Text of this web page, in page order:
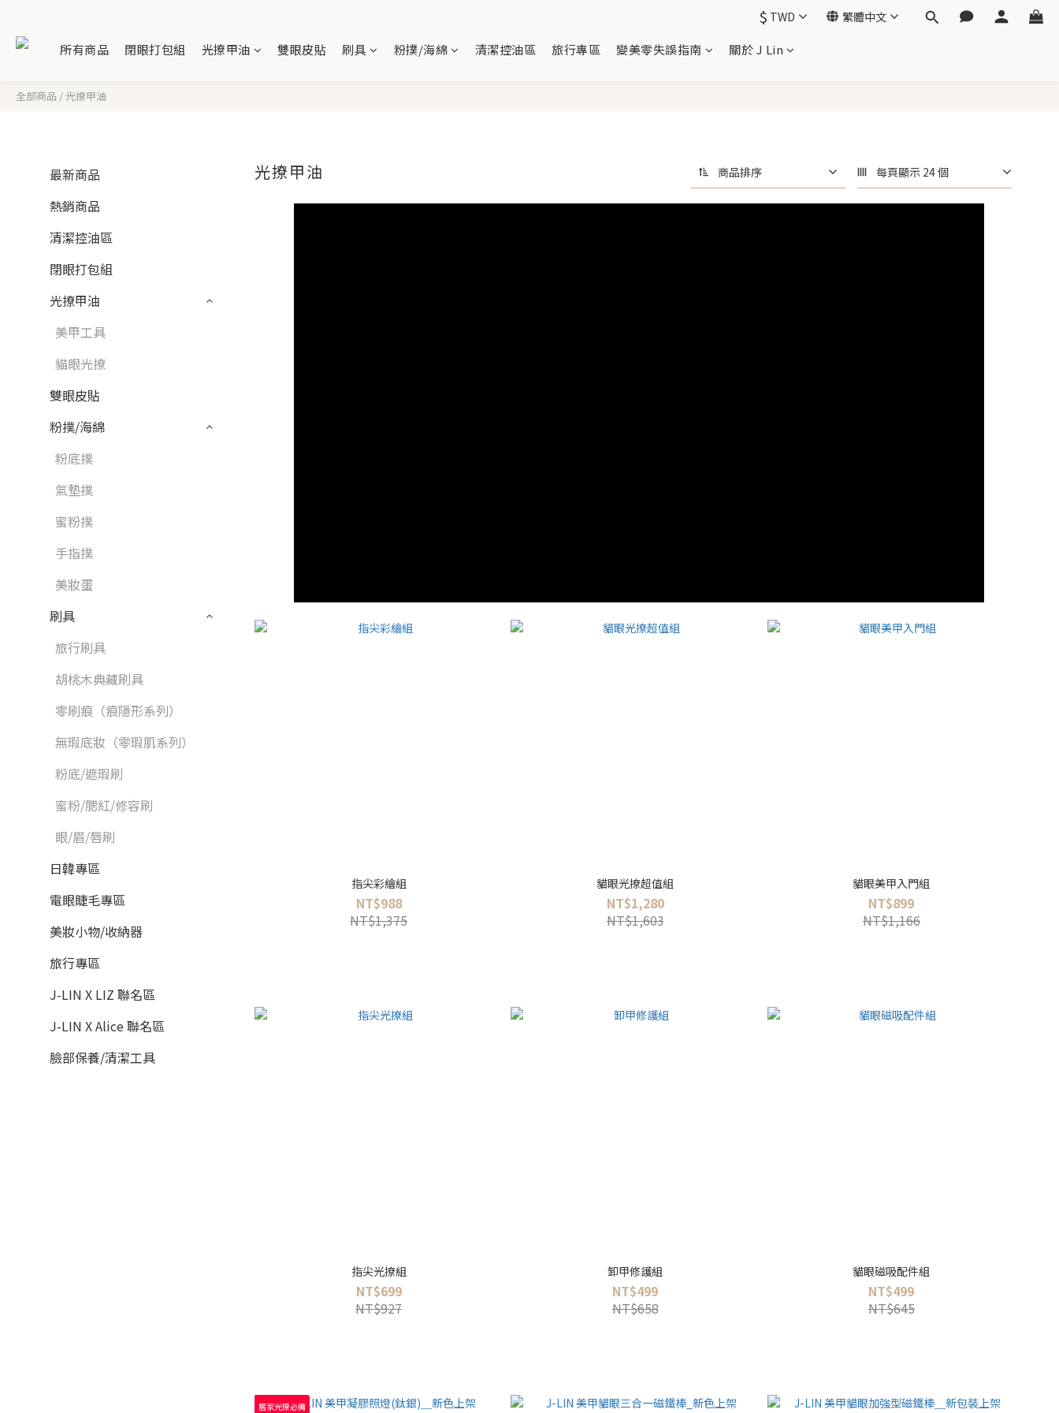
$ TWD 繁體中文
所有商品 閉眼打包組 光撩甲油 雙眼皮貼 刷具 粉撲/海綿 清潔控油區 旅行專區 變美零失誤指南 關於 J Lin
全部商品 /光撩甲油
最新商品
熱銷商品
清潔控油區
閉眼打包組
光撩甲油
美甲工具
貓眼光撩
雙眼皮貼
粉撲/海綿
粉底撲
氣墊撲
蜜粉撲
手指撲
美妝蛋
刷具
旅行刷具
胡桃木典藏刷具
零刷痕（痕隱形系列）
無瑕底妝（零瑕肌系列）
粉底/遮瑕刷
蜜粉/腮紅/修容刷
眼/眉/唇刷
日韓專區
電眼睫毛專區
美妝小物/收納器
旅行專區
J-LIN X LIZ 聯名區
J-LIN X Alice 聯名區
臉部保養/清潔工具
光撩甲油 商品排序 每頁顯示 24 個
指尖彩繪組
NT$988
NT$1,375
貓眼光撩超值組
NT$1,280
NT$1,603
貓眼美甲入門組
NT$899
NT$1,166
指尖光撩組
NT$699
NT$927
卸甲修護組
NT$499
NT$658
貓眼磁吸配件組
NT$499
NT$645
居家光撩必備